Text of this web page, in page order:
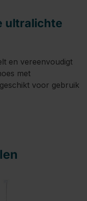
ultralichte
en vereenvoudigt
met
voor gebruik